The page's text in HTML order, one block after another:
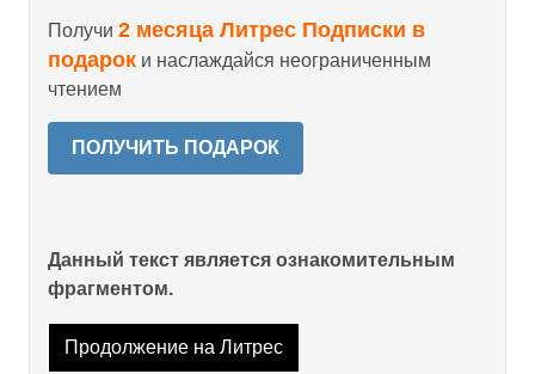
Получи 2 месяца Литрес Подписки в
подарок и наслаждайся неограниченным
чтением
ПОЛУЧИТЬ ПОДАРОК
Данный текст является ознакомительным
фрагментом.
Продолжение на Литрес